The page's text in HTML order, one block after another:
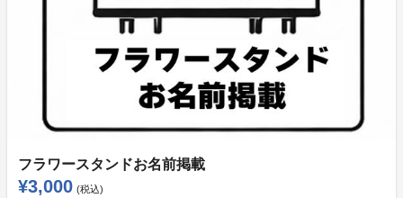
フラワースタンドお名前掲載
¥3,000 (税込)